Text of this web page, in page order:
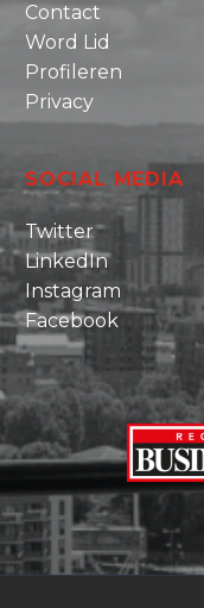
Contact
Word Lid
Profileren
Privacy
SOCIAL MEDIA
Twitter
LinkedIn
Instagram
Facebook